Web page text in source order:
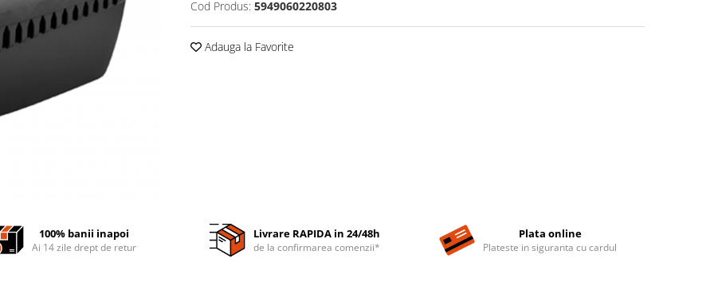
Cod Produs: 5949060220803
Adauga la Favorite
100% banii inapoi
Ai 14 zile drept de retur
Livrare RAPIDA in 24/48h
de la confirmarea comenzii*
Plata online
Plateste in siguranta cu cardul